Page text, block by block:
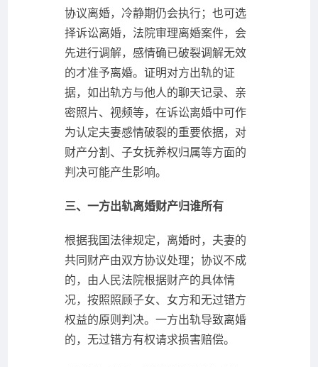
协议离婚，冷静期仍会执行；也可选
择诉讼离婚，法院审理离婚案件，会
先进行调解，感情确已破裂调解无效
的才准予离婚。证明对方出轨的证
据，如出轨方与他人的聊天记录、亲
密照片、视频等，在诉讼离婚中可作
为认定夫妻感情破裂的重要依据，对
财产分割、子女抚养权归属等方面的
判决可能产生影响。
三、一方出轨离婚财产归谁所有
根据我国法律规定，离婚时，夫妻的
共同财产由双方协议处理；协议不成
的，由人民法院根据财产的具体情
况，按照照顾子女、女方和无过错方
权益的原则判决。一方出轨导致离婚
的，无过错方有权请求损害赔偿。